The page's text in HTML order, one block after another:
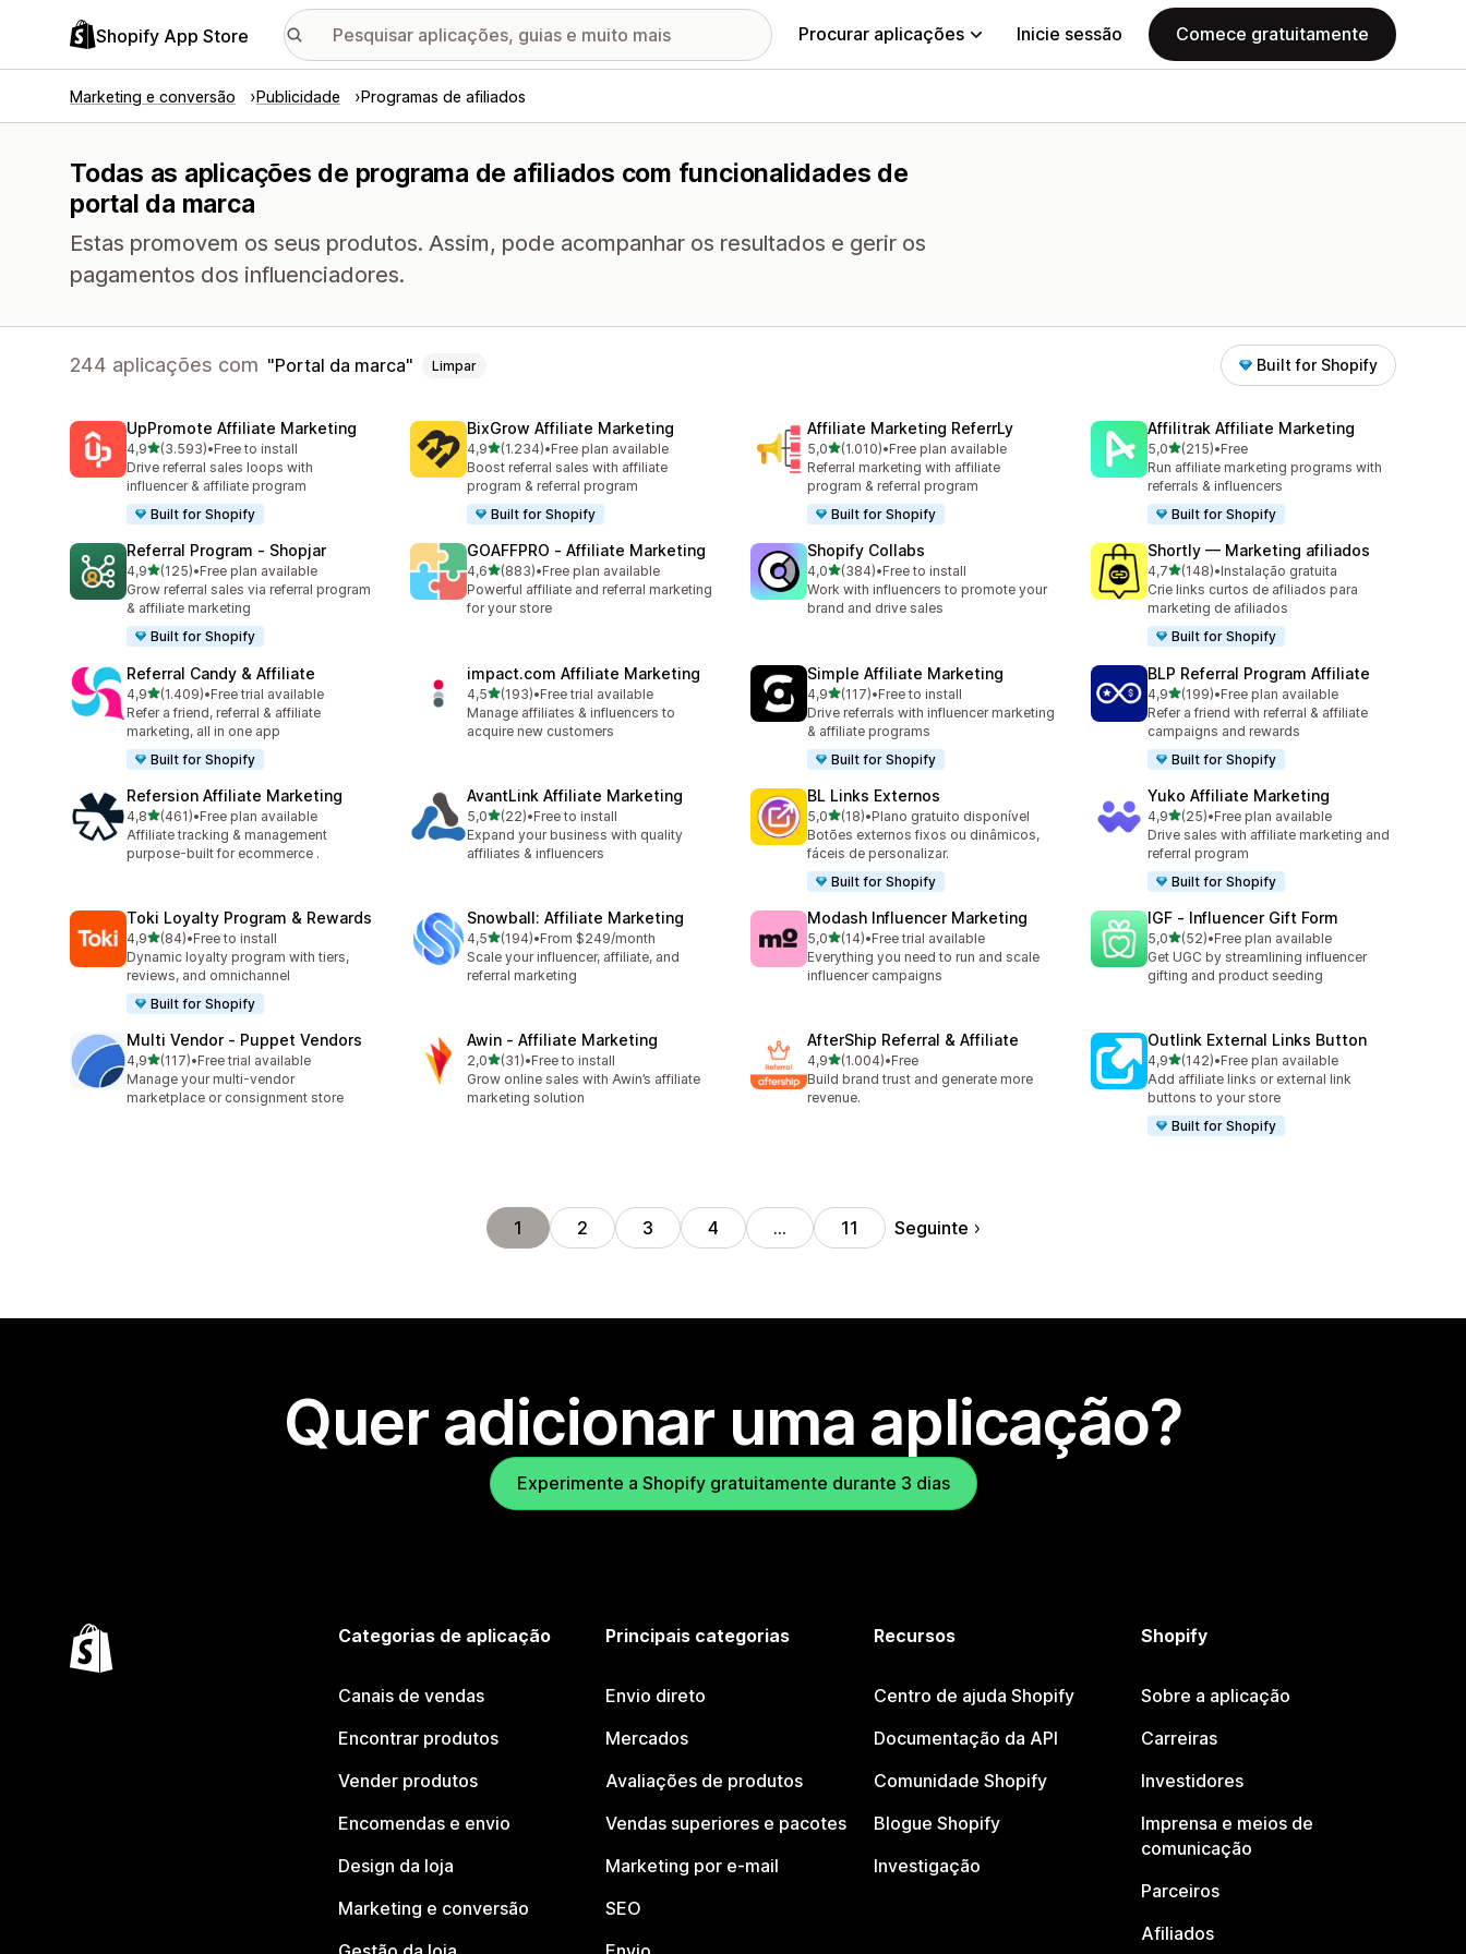
Shopify App Store Procurar aplicações Inicie sessão Comece gratuitamente
Marketing e conversão Publicidade Programas de afiliados
Todas as aplicações de programa de afiliados com funcionalidades de
portal da marca
Estas promovem os seus produtos. Assim, pode acompanhar os resultados e gerir os
pagamentos dos influenciadores.
244 aplicações com Portal da marca Limpar Built for Shopify
UpPromote Affiliate Marketing
4,9de 5 estrelas
(3.593)
3593 total de avaliações
•Free to install
Drive referral sales loops with
influencer & affiliate program
Built for Shopify
BixGrow Affiliate Marketing
4,9de 5 estrelas
(1.234)
1234 total de avaliações
•Free plan available
Boost referral sales with affiliate
program & referral program
Built for Shopify
Affiliate Marketing ReferrLy
5,0de 5 estrelas
(1.010)
1010 total de avaliações
•Free plan available
Referral marketing with affiliate
program & referral program
Built for Shopify
Affilitrak Affiliate Marketing
5,0de 5 estrelas
(215)
215 total de avaliações
•Free
Run affiliate marketing programs with
referrals & influencers
Built for Shopify
Referral Program ‑ Shopjar
4,9de 5 estrelas
(125)
125 total de avaliações
•Free plan available
Grow referral sales via referral program
& affiliate marketing
Built for Shopify
GOAFFPRO ‑ Affiliate Marketing
4,6de 5 estrelas
(883)
883 total de avaliações
•Free plan available
Powerful affiliate and referral marketing
for your store
Shopify Collabs
4,0de 5 estrelas
(384)
384 total de avaliações
•Free to install
Work with influencers to promote your
brand and drive sales
Shortly — Marketing afiliados
4,7de 5 estrelas
(148)
148 total de avaliações
•Instalação gratuita
Crie links curtos de afiliados para
marketing de afiliados
Built for Shopify
Referral Candy & Affiliate
4,9de 5 estrelas
(1.409)
1409 total de avaliações
•Free trial available
Refer a friend, referral & affiliate
marketing, all in one app
Built for Shopify
impact.com Affiliate Marketing
4,5de 5 estrelas
(193)
193 total de avaliações
•Free trial available
Manage affiliates & influencers to
acquire new customers
Simple Affiliate Marketing
4,9de 5 estrelas
(117)
117 total de avaliações
•Free to install
Drive referrals with influencer marketing
& affiliate programs
Built for Shopify
BLP Referral Program Affiliate
4,9de 5 estrelas
(199)
199 total de avaliações
•Free plan available
Refer a friend with referral & affiliate
campaigns and rewards
Built for Shopify
Refersion Affiliate Marketing
4,8de 5 estrelas
(461)
461 total de avaliações
•Free plan available
Affiliate tracking & management
purpose-built for ecommerce .
AvantLink Affiliate Marketing
5,0de 5 estrelas
(22)
22 total de avaliações
•Free to install
Expand your business with quality
affiliates & influencers
BL Links Externos
5,0de 5 estrelas
(18)
18 total de avaliações
•Plano gratuito disponível
Botões externos fixos ou dinâmicos,
fáceis de personalizar.
Built for Shopify
Yuko Affiliate Marketing
4,9de 5 estrelas
(25)
25 total de avaliações
•Free plan available
Drive sales with affiliate marketing and
referral program
Built for Shopify
Toki Loyalty Program & Rewards
4,9de 5 estrelas
(84)
84 total de avaliações
•Free to install
Dynamic loyalty program with tiers,
reviews, and omnichannel
Built for Shopify
Snowball: Affiliate Marketing
4,5de 5 estrelas
(194)
194 total de avaliações
•From $249/month
Scale your influencer, affiliate, and
referral marketing
Modash Influencer Marketing
5,0de 5 estrelas
(14)
14 total de avaliações
•Free trial available
Everything you need to run and scale
influencer campaigns
IGF ‑ Influencer Gift Form
5,0de 5 estrelas
(52)
52 total de avaliações
•Free plan available
Get UGC by streamlining influencer
gifting and product seeding
Multi Vendor ‑ Puppet Vendors
4,9de 5 estrelas
(117)
117 total de avaliações
•Free trial available
Manage your multi-vendor
marketplace or consignment store
Awin ‑ Affiliate Marketing
2,0de 5 estrelas
(31)
31 total de avaliações
•Free to install
Grow online sales with Awin’s affiliate
marketing solution
AfterShip Referral & Affiliate
4,9de 5 estrelas
(1.004)
1004 total de avaliações
•Free
Build brand trust and generate more
revenue.
Outlink External Links Button
4,9de 5 estrelas
(142)
142 total de avaliações
•Free plan available
Add affiliate links or external link
buttons to your store
Built for Shopify
1 2 3 4 … 11 Seguinte
Quer adicionar uma aplicação?
Experimente a Shopify gratuitamente durante 3 dias
Categorias de aplicação
Canais de vendas
Encontrar produtos
Vender produtos
Encomendas e envio
Design da loja
Marketing e conversão
Principais categorias
Envio direto
Mercados
Avaliações de produtos
Vendas superiores e pacotes
Marketing por e-mail
SEO
Recursos
Centro de ajuda Shopify
Documentação da API
Comunidade Shopify
Blogue Shopify
Investigação
Shopify
Sobre a aplicação
Carreiras
Investidores
Imprensa e meios de
comunicação
Parceiros
Afiliados